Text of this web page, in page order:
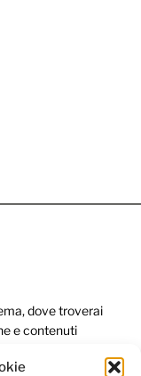
dove troverai
e contenuti